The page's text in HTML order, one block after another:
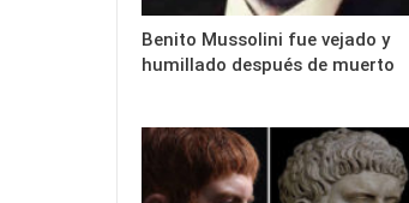
Benito Mussolini fue vejado y
humillado después de muerto